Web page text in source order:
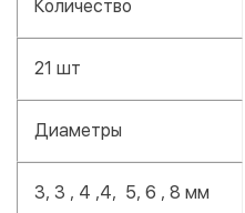
Количество
21 шт
Диаметры
3, 3 , 4 ,4, 5, 6 , 8 мм